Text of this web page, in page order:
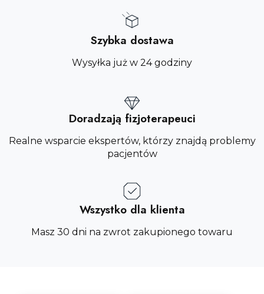
Szybka dostawa
Wysyłka już w 24 godziny
Doradzają fizjoterapeuci
Realne wsparcie ekspertów, którzy znajdą problemy
pacjentów
Wszystko dla klienta
Masz 30 dni na zwrot zakupionego towaru